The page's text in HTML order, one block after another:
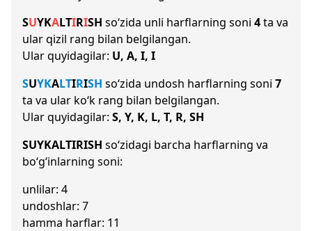
SUYKALTIRISH so‘zida unli harflarning soni 4ta va
ular qizil rang bilan belgilangan.
Ular quyidagilar: U, A, I, I
SUYKALTIRISH so‘zida undosh harflarning soni 7
ta va ular ko‘k rang bilan belgilangan.
Ular quyidagilar: S, Y, K, L, T, R, SH
SUYKALTIRISH so‘zidagi barcha harflarning va
bo‘g‘inlarning soni:
unlilar: 4
undoshlar: 7
hamma harflar: 11